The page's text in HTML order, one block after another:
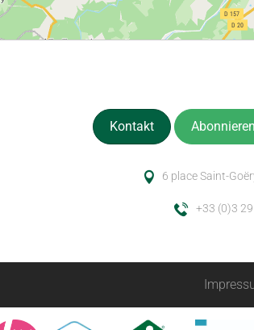
Kontakt
6 place Saint-
+33 (0)3